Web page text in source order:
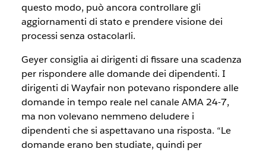
questo modo, può ancora controllare gli
aggiornamenti di stato e prendere visione dei
processi senza ostacolarli.
Geyer consiglia ai dirigenti di fissare una scadenza
per rispondere alle domande dei dipendenti. I
dirigenti di Wayfair non potevano rispondere alle
domande in tempo reale nel canale AMA 24-7,
ma non volevano nemmeno deludere i
dipendenti che si aspettavano una risposta. “Le
domande erano ben studiate, quindi per